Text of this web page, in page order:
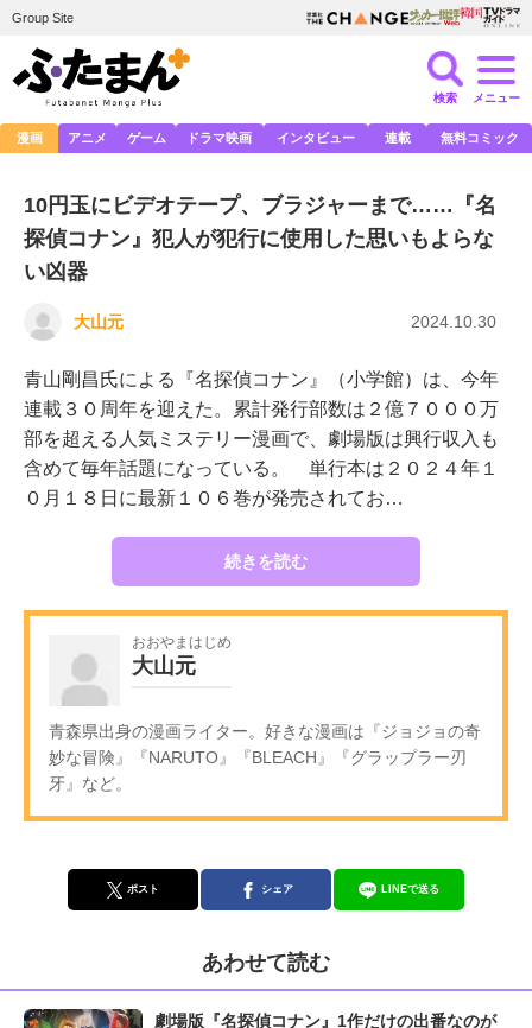
Group Site
検索 メニュー
漫画 アニメ ゲーム ドラマ映画 インタビュー 連載 無料コミック
10円玉にビデオテープ、ブラジャーまで……『名
探偵コナン』犯人が犯行に使用した思いもよらな
い凶器
大山元 2024.10.30
青山剛昌氏による『名探偵コナン』（小学館）は、今年
連載３０周年を迎えた。累計発行部数は２億７０００万
部を超える人気ミステリー漫画で、劇場版は興行収入も
含めて毎年話題になっている。 単行本は２０２４年１
０月１８日に最新１０６巻が発売されてお…
続きを読む
おおやまはじめ
大山元
青森県出身の漫画ライター。好きな漫画は『ジョジョの奇
妙な冒険』『NARUTO』『BLEACH』『グラップラー刃
牙』など。
ポスト シェア LINEで送る
あわせて読む
劇場版『名探偵コナン』1作だけの出番なのが